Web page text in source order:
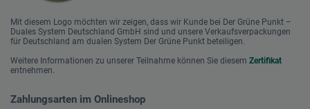
Mit diesem Logo möchten wir zeigen, dass wir Kunde bei Der Grüne Punkt –
Duales System Deutschland GmbH sind und unsere Verkaufsverpackungen
für Deutschland am dualen System Der Grüne Punkt beteiligen.
Weitere Informationen zu unserer Teilnahme können Sie diesem Zertifikat
entnehmen.
Zahlungsarten im Onlineshop